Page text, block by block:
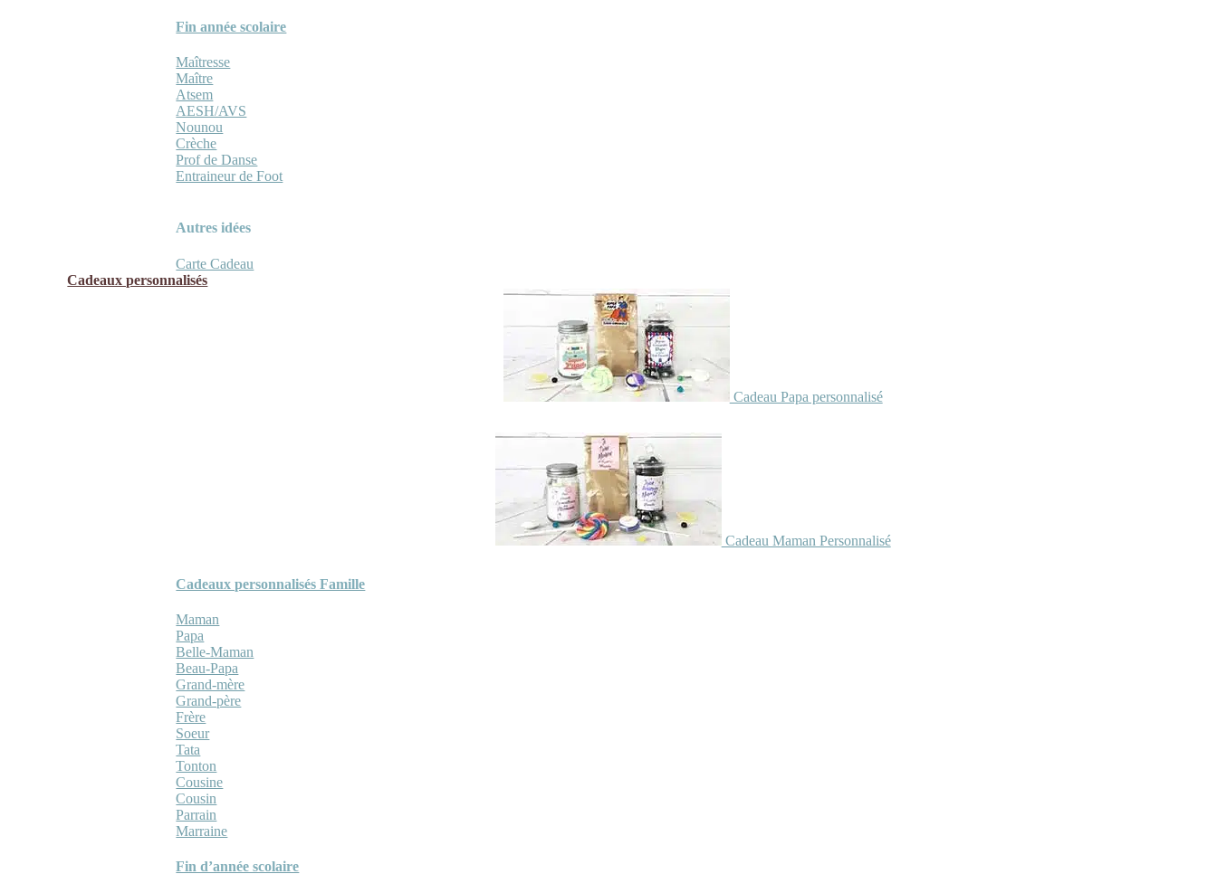
Fin année scolaire
Maîtresse
Maître
Atsem
AESH/AVS
Nounou
Crèche
Prof de Danse
Entraineur de Foot
Autres idées
Carte Cadeau
Cadeaux personnalisés
Cadeau Papa personnalisé
Cadeau Maman Personnalisé
Cadeaux personnalisés Famille
Maman
Papa
Belle-Maman
Beau-Papa
Grand-mère
Grand-père
Frère
Soeur
Tata
Tonton
Cousine
Cousin
Parrain
Marraine
Fin d’année scolaire